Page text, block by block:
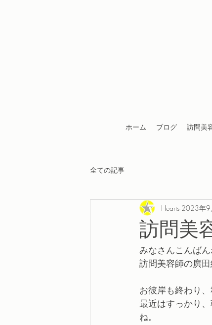
ホーム ブログ 訪問美
全ての記事
訪問美
Hearts 2023年9
みなさんこんばん
訪問美容師の廣田
お彼岸も終わり、
最近はすっかり
ね。